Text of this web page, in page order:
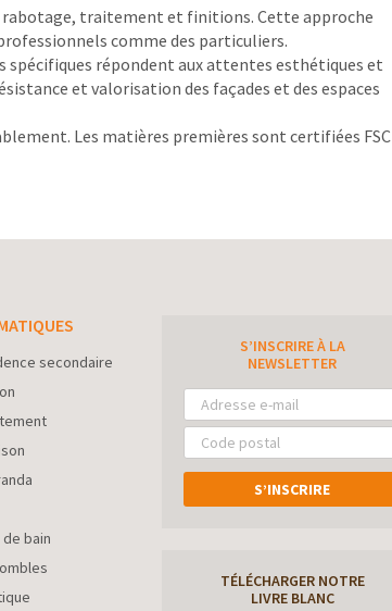
rabotage, traitement et finitions. Cette approche
comme des particuliers.
spécifiques répondent aux attentes esthétiques et
et valorisation des façades et des espaces
Les matières premières sont certifiées FSC
secondaire
bain
S’INSCRIRE À LA
NEWSLETTER
S’INSCRIRE
TÉLÉCHARGER NOTRE
LIVRE BLANC